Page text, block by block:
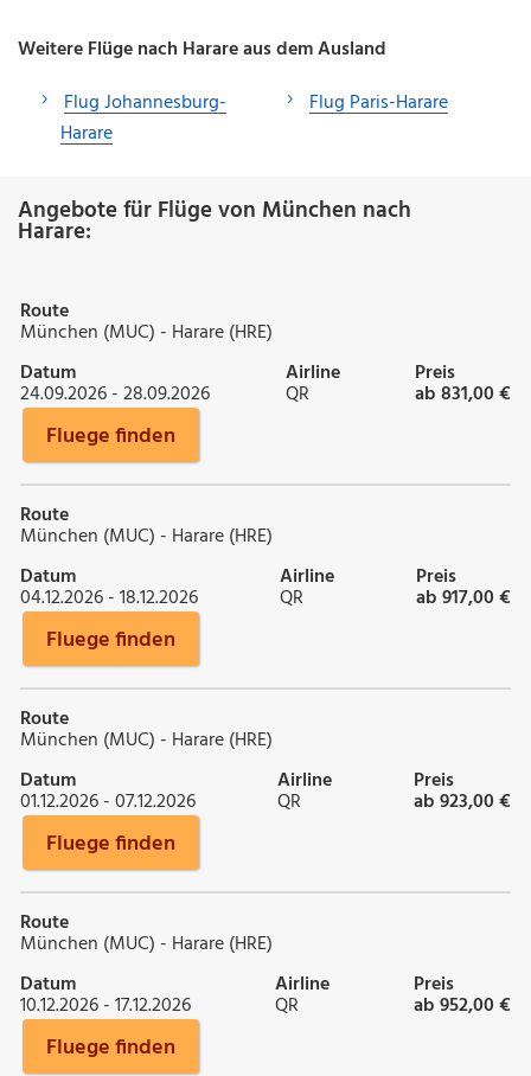
Weitere Flüge nach Harare aus dem Ausland
Flug Johannesburg-
Harare
Flug Paris-Harare
Angebote für Flüge von München nach
Harare:
Route
München (MUC) - Harare (HRE)
Datum
24.09.2026 - 28.09.2026
Airline
QR
Preis
ab 831,00 €
Fluege finden
Route
München (MUC) - Harare (HRE)
Datum
04.12.2026 - 18.12.2026
Airline
QR
Preis
ab 917,00 €
Fluege finden
Route
München (MUC) - Harare (HRE)
Datum
01.12.2026 - 07.12.2026
Airline
QR
Preis
ab 923,00 €
Fluege finden
Route
München (MUC) - Harare (HRE)
Datum
10.12.2026 - 17.12.2026
Airline
QR
Preis
ab 952,00 €
Fluege finden